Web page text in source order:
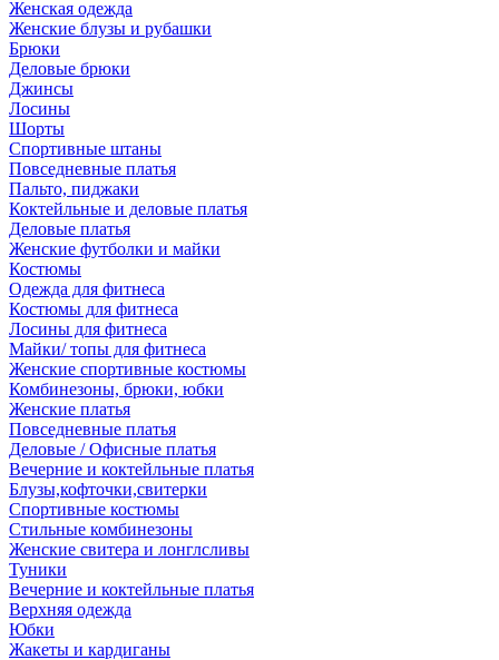
Женская одежда
Женские блузы и рубашки
Брюки
Деловые брюки
Джинсы
Лосины
Шорты
Спортивные штаны
Повседневные платья
Пальто, пиджаки
Коктейльные и деловые платья
Деловые платья
Женские футболки и майки
Костюмы
Одежда для фитнеса
Костюмы для фитнеса
Лосины для фитнеса
Майки/ топы для фитнеса
Женские спортивные костюмы
Комбинезоны, брюки, юбки
Женские платья
Повседневные платья
Деловые / Офисные платья
Вечерние и коктейльные платья
Блузы,кофточки,свитерки
Спортивные костюмы
Стильные комбинезоны
Женские свитера и лонглсливы
Туники
Вечерние и коктейльные платья
Верхняя одежда
Юбки
Жакеты и кардиганы